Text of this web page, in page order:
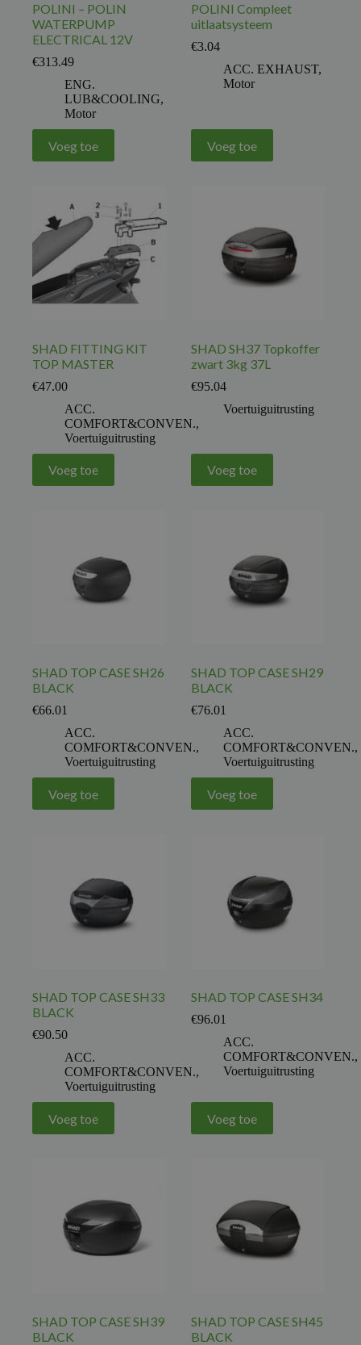
POLINI – POLIN
WATERPUMP
ELECTRICAL 12V
€313.49
ENG.
LUB&COOLING,
Motor
Voeg toe
POLINI Compleet
uitlaatsysteem
€3.04
ACC. EXHAUST,
Motor
Voeg toe
SHAD FITTING KIT
TOP MASTER
€47.00
ACC.
COMFORT&CONVEN.,
Voertuiguitrusting
Voeg toe
SHAD SH37 Topkoffer
zwart 3kg 37L
€95.04
Voertuiguitrusting
Voeg toe
SHAD TOP CASE SH26
BLACK
€66.01
ACC.
COMFORT&CONVEN.,
Voertuiguitrusting
Voeg toe
SHAD TOP CASE SH29
BLACK
€76.01
ACC.
COMFORT&CONVEN.,
Voertuiguitrusting
Voeg toe
SHAD TOP CASE SH33
BLACK
€90.50
ACC.
COMFORT&CONVEN.,
Voertuiguitrusting
Voeg toe
SHAD TOP CASE SH34
€96.01
ACC.
COMFORT&CONVEN.,
Voertuiguitrusting
Voeg toe
SHAD TOP CASE SH39
BLACK
SHAD TOP CASE SH45
BLACK